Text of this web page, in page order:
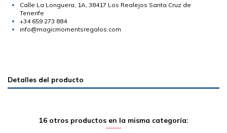
Calle La Longuera, 1A, 38417 Los Realejos Santa Cruz de
Tenerife
+34 659 273 884
info@magicmomentsregalos.com
Detalles del producto
16 otros productos en la misma categoría: